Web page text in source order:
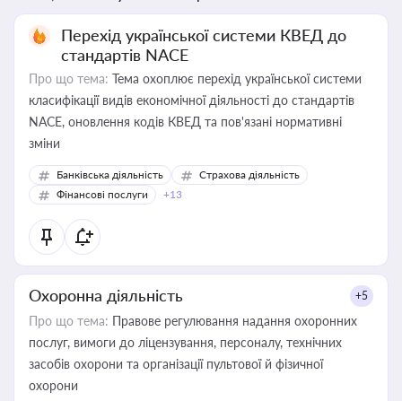
Перехід української системи КВЕД до
стандартів NACE
Про що тема: Тема охоплює перехід української системи
класифікації видів економічної діяльності до стандартів
NACE, оновлення кодів КВЕД та пов'язані нормативні
зміни
Банківська діяльність
Страхова діяльність
Фінансові послуги
+13
Охоронна діяльність +5
Про що тема: Правове регулювання надання охоронних
послуг, вимоги до ліцензування, персоналу, технічних
засобів охорони та організації пультової й фізичної
охорони